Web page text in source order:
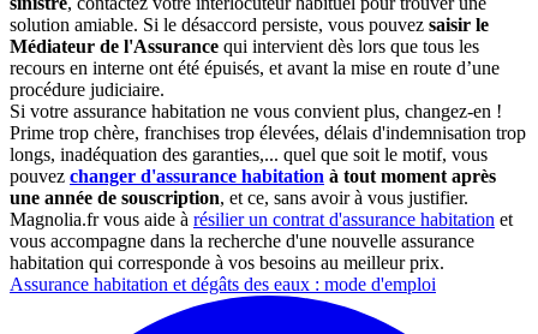
solution amiable. Si le désaccord persiste, vous pouvez saisir le
Médiateur de l'Assurance qui intervient dès lors que tous les
recours en interne ont été épuisés, et avant la mise en route d’une
procédure judiciaire.
Si votre assurance habitation ne vous convient plus, changez-en !
Prime trop chère, franchises trop élevées, délais d'indemnisation trop
longs, inadéquation des garanties,... quel que soit le motif, vous
pouvez changer d'assurance habitation à tout moment après
une année de souscription, et ce, sans avoir à vous justifier.
Magnolia.fr vous aide à résilier un contrat d'assurance habitation et
vous accompagne dans la recherche d'une nouvelle assurance
habitation qui corresponde à vos besoins au meilleur prix.
Assurance habitation et dégâts des eaux : mode d'emploi